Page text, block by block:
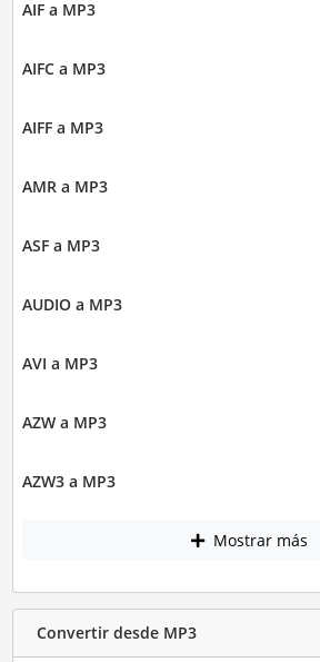
AIF a MP3
AIFC a MP3
AIFF a MP3
AMR a MP3
ASF a MP3
AUDIO a MP3
AVI a MP3
AZW a MP3
AZW3 a MP3
Mostrar más
Convertir desde MP3